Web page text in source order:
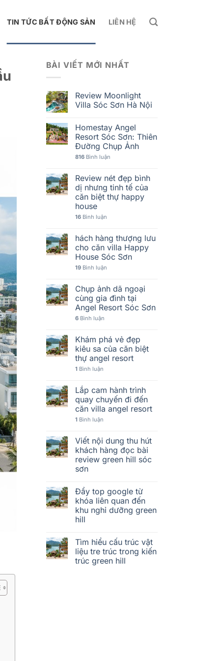
TIN TỨC BẤT ĐỘNG SẢN LIÊN HỆ
BÀI VIẾT MỚI NHẤT
Review Moonlight
Villa Sóc Sơn Hà Nội
Homestay Angel
Resort Sóc Sơn: Thiên
Đường Chụp Ảnh
816Bình luận
Review nét đẹp bình
dị nhưng tinh tế của
căn biệt thự happy
house
16Bình luận
hách hàng thượng lưu
cho căn villa Happy
House Sóc Sơn
19Bình luận
Chụp ảnh dã ngoại
cùng gia đình tại
Angel Resort Sóc Sơn
6Bình luận
Khám phá vẻ đẹp
kiêu sa của căn biệt
thự angel resort
1 Bình luận
Lắp cam hành trình
quay chuyến đi đến
căn villa angel resort
1 Bình luận
Viết nội dung thu hút
khách hàng đọc bài
review green hill sóc
sơn
Đẩy top google từ
khóa liên quan đến
khu nghỉ dưỡng green
hill
Tìm hiểu cấu trúc vật
liệu tre trúc trong kiến
trúc green hill